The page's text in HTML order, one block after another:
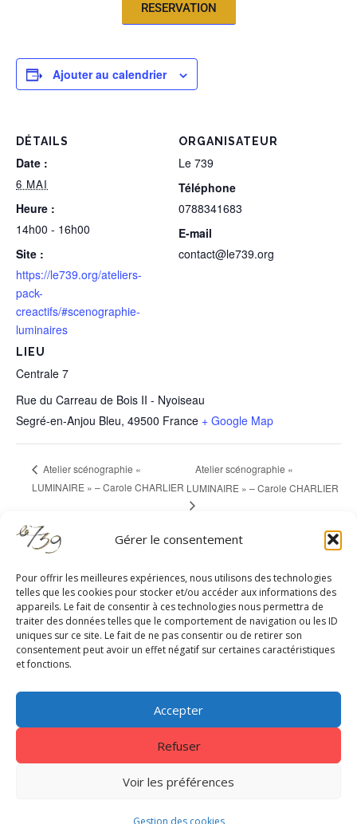
Gérer le consentement
Pour offrir les meilleures expériences, nous utilisons des technologies
telles que les cookies pour stocker et/ou accéder aux informations des
appareils. Le fait de consentir à ces technologies nous permettra de
traiter des données telles que le comportement de navigation ou les ID
uniques sur ce site. Le fait de ne pas consentir ou de retirer son
consentement peut avoir un effet négatif sur certaines caractéristiques
et fonctions.
Accepter
Refuser
Voir les préférences
Gestion des cookies
RESERVATION
Ajouter au calendrier
DÉTAILS
Date :
6 MAI
Heure :
14h00 - 16h00
Site :
https://le739.org/ateliers-
pack-
creactifs/#scenographie-
luminaires
LIEU
Centrale 7
Rue du Carreau de Bois II - Nyoiseau
Segré-en-Anjou Bleu, 49500 France + Google Map
ORGANISATEUR
Le 739
Téléphone
0788341683
E-mail
contact@le739.org
Atelier scénographie «
LUMINAIRE » – Carole CHARLIER
Atelier scénographie «
LUMINAIRE » – Carole CHARLIER
RESTEZ À JOUR
EnVol Formations|Gestion des cookies
Mentions légales - Politique de confidentialité